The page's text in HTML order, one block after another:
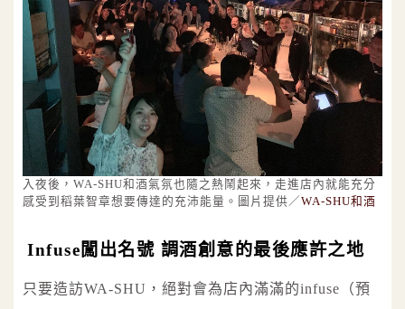
入夜後，WA-SHU和酒氣氛也隨之熱鬧起來，走進店內就能充分
感受到稻葉智章想要傳達的充沛能量。圖片提供／ WA-SHU和酒
Infuse闖出名號 調酒創意的最後應許之地
只要造訪WA-SHU，絕對會為店內滿滿的infuse（預